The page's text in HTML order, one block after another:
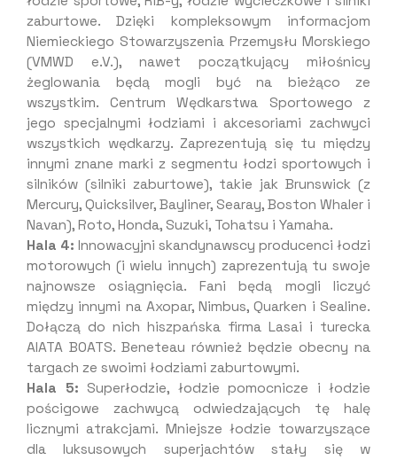
zaburtowe. Dzięki kompleksowym informacjom
Niemieckiego Stowarzyszenia Przemysłu Morskiego
(VMWD e.V.), nawet początkujący miłośnicy
żeglowania będą mogli być na bieżąco ze
wszystkim. Centrum Wędkarstwa Sportowego z
jego specjalnymi łodziami i akcesoriami zachwyci
wszystkich wędkarzy. Zaprezentują się tu między
innymi znane marki z segmentu łodzi sportowych i
silników (silniki zaburtowe), takie jak Brunswick (z
Mercury, Quicksilver, Bayliner, Searay, Boston Whaler i
Navan), Roto, Honda, Suzuki, Tohatsu i Yamaha.
Hala 4: Innowacyjni skandynawscy producenci łodzi
motorowych (i wielu innych) zaprezentują tu swoje
najnowsze osiągnięcia. Fani będą mogli liczyć
między innymi na Axopar, Nimbus, Quarken i Sealine.
Dołączą do nich hiszpańska firma Lasai i turecka
AIATA BOATS. Beneteau również będzie obecny na
targach ze swoimi łodziami zaburtowymi.
Hala 5: Superłodzie, łodzie pomocnicze i łodzie
pościgowe zachwycą odwiedzających tę halę
licznymi atrakcjami. Mniejsze łodzie towarzyszące
dla luksusowych superjachtów stały się w